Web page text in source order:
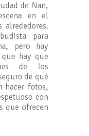
de Nan,
en el
para
pero hay
hay que
de los
de qué
hacer fotos,
con
que ofrecen